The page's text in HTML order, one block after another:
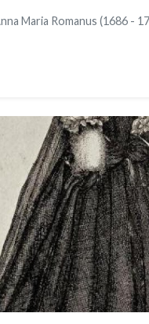
Maria Romanus (1686 -